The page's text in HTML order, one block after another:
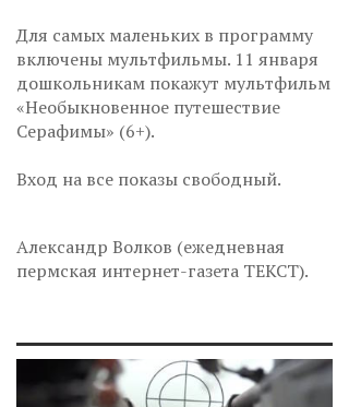
Для самых маленьких в программу
включены мультфильмы. 11 января
дошкольникам покажут мультфильм
«Необыкновенное путешествие
Серафимы» (6+).
Вход на все показы свободный.
Александр Волков (ежедневная
пермская интернет-газета ТЕКСТ).